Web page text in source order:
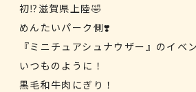
初⁉️滋賀県上陸🤣
めんたいパーク側❣️
『ミニチュアシュナウザー』のイベ
いつものように！
黒毛和牛肉にぎり！